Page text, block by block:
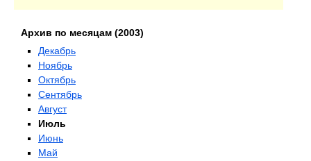
Архив по месяцам (2003)
Декабрь
Ноябрь
Октябрь
Сентябрь
Август
Июль
Июнь
Май